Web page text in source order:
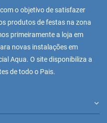
o objetivo de satisfazer
produtos de festas na zona
primeiramente a loja em
novas instalações em
Aqua. O site disponibiliza a
de todo o Pais.